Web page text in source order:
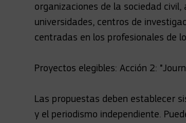
organizaciones de la sociedad
universidades, centros de
centradas en los profesionales de
Proyectos elegibles: Acción 2:
Las propuestas deben establecer
y el periodismo independiente.